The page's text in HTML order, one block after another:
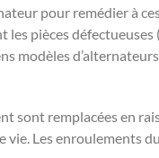
pour remédier à
les pièces
modèles
sont remplacées en
vie. Les enroulements